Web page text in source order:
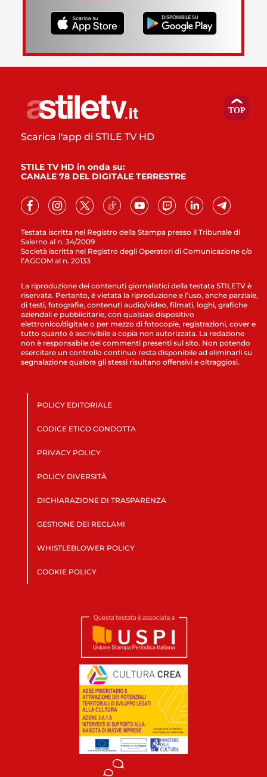
Testata iscritta nel Registro della Stampa presso il Tribunale di
Salerno al n. 34/2009
Società iscritta nel Registro degli Operatori di Comunicazione c/o
l’AGCOM al n. 20133
Scarica l'app di STILE TV HD
STILE TV HD in onda su:
CANALE 78 DEL DIGITALE TERRESTRE
La riproduzione dei contenuti giornalistici della testata STILETV è
riservata. Pertanto, è vietata la riproduzione e l’uso, anche parziale,
di testi, fotografie, contenuti audio/video, filmati, loghi, grafiche
aziendali e pubblicitarie, con qualsiasi dispositivo
elettronico/digitale o per mezzo di fotocopie, registrazioni, cover e
tutto quanto è ascrivibile a copia non autorizzata. La redazione
non è responsabile dei commenti presenti sul sito. Non potendo
esercitare un controllo continuo resta disponibile ad eliminarli su
segnalazione qualora gli stessi risultano offensivi e oltraggiosi.
POLICY EDITORIALE
CODICE ETICO CONDOTTA
PRIVACY POLICY
POLICY DIVERSITÀ
DICHIARAZIONE DI TRASPARENZA
GESTIONE DEI RECLAMI
WHISTLEBLOWER POLICY
COOKIE POLICY